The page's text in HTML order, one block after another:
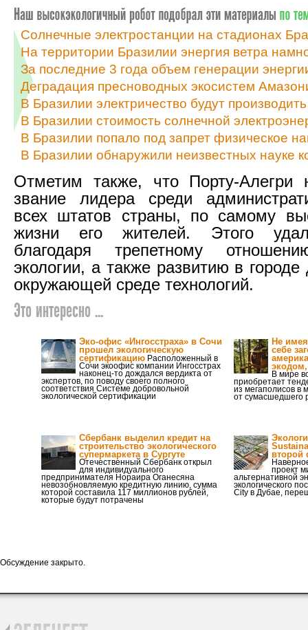
Солнечные электростанции на стадионах
На территории Бразилии энергия ветра
За последние 3 года объем генерации
Деградация пресноводных экосистем
В Бразилии электричество будут
В Бразилии стоимость солнечной
В Бразилии попало под запрет физическое
В Бразилии обнаружили неизвестных науке
Отметим также, что Порту-Алегри
звание лидера среди
всех штатов страны, по самому
жизни его жителей. Этого
благодаря трепетному
экологии, а также развитию в
окружающей среде технологий.
Это интересно ...
Эко-офис «Ингосстраха» в Сочи
прошел экологическую
сертификацию Расположенный в
Сочи экоофис компании Ингосстрах
наконец-то дождался вердикта от
экспертов, по поводу своего полного
соответствия Системе добровольной
экологической сертификации
Не
себе
В мире
приобретает
из мегаполисов в
от сумасшедшего
Сбербанк выделил кредит на
строительство экологического
супермаркета в Сургуте
Отечественный Сбербанк открыл
для индивидуального
предпринимателя Нораира Оганесяна
невозобновляемую кредитную линию, сумма
которой составила 117 миллионов рублей,
которые будут потрачены
второй
проект
альтернативной
экологического
City в Дубае,
Обсуждение закрыто.